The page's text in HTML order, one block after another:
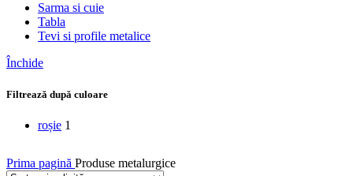
Sarma si cuie
Tabla
Tevi si profile metalice
Închide
Filtrează după culoare
roșie 1
Prima pagină Produse metalurgice